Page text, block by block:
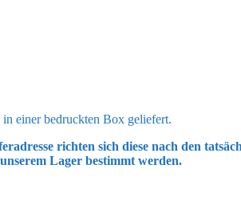
einer bedruckten Box geliefert.
richten sich diese nach den
Lager bestimmt werden.